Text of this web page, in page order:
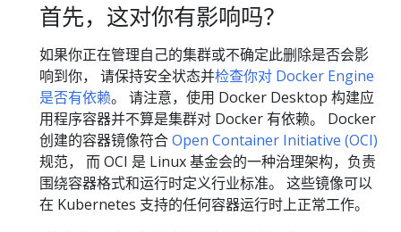
首先，这对你有影响吗？
如果你正在管理自己的集群或不确定此删除是否会影
响到你， 请保持安全状态并检查你对 Docker Engine
是否有依赖。 请注意，使用 Docker Desktop 构建应
用程序容器并不算是集群对 Docker 有依赖。 Docker
创建的容器镜像符合Open Container Initiative (OCI)
规范， 而 OCI 是 Linux 基金会的一种治理架构，负责
围绕容器格式和运行时定义行业标准。 这些镜像可以
在 Kubernetes 支持的任何容器运行时上正常工作。